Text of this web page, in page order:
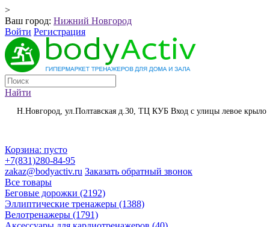
>
Ваш город: Нижний Новгород
Войти Регистрация
Найти
Н.Новгород, ул.Полтавская д.30, ТЦ КУБ Вход с улицы левое крыло
Корзина: пусто
+7(831)280-84-95
zakaz@bodyactiv.ru Заказать обратный звонок
Все товары
Беговые дорожки (2192)
Эллиптические тренажеры (1388)
Велотренажеры (1791)